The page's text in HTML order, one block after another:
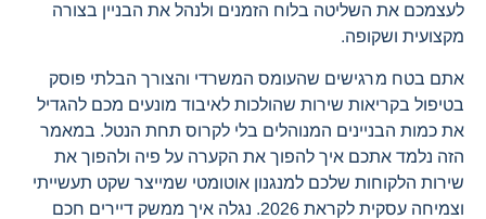
לעצמכם את השליטה בלוח הזמנים ולנהל את הבניין בצורה
מקצועית ושקופה.
אתם בטח מרגישים שהעומס המשרדי והצורך הבלתי פוסק
בטיפול בקריאות שירות שהולכות לאיבוד מונעים מכם להגדיל
את כמות הבניינים המנוהלים בלי לקרוס תחת הנטל. במאמר
הזה נלמד אתכם איך להפוך את הקערה על פיה ולהפוך את
שירות הלקוחות שלכם למנגנון אוטומטי שמייצר שקט תעשייתי
וצמיחה עסקית לקראת 2026. נגלה איך ממשק דיירים חכם